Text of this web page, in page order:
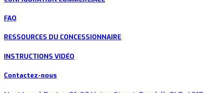
FAQ
RESSOURCES DU CONCESSIONNAIRE
INSTRUCTIONS VIDÉO
Contactez-nous